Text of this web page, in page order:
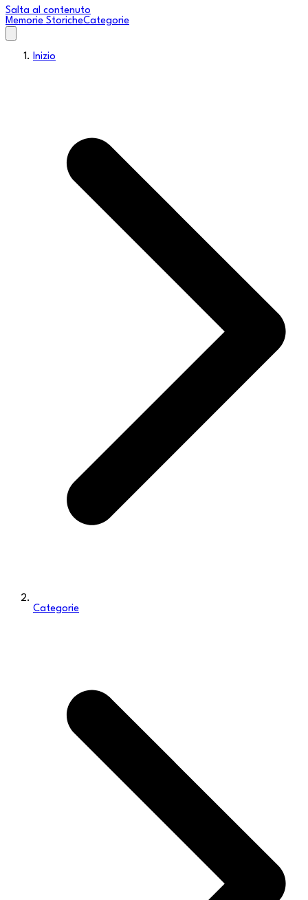
Salta al contenuto
Memorie StoricheCategorie
Inizio
Categorie